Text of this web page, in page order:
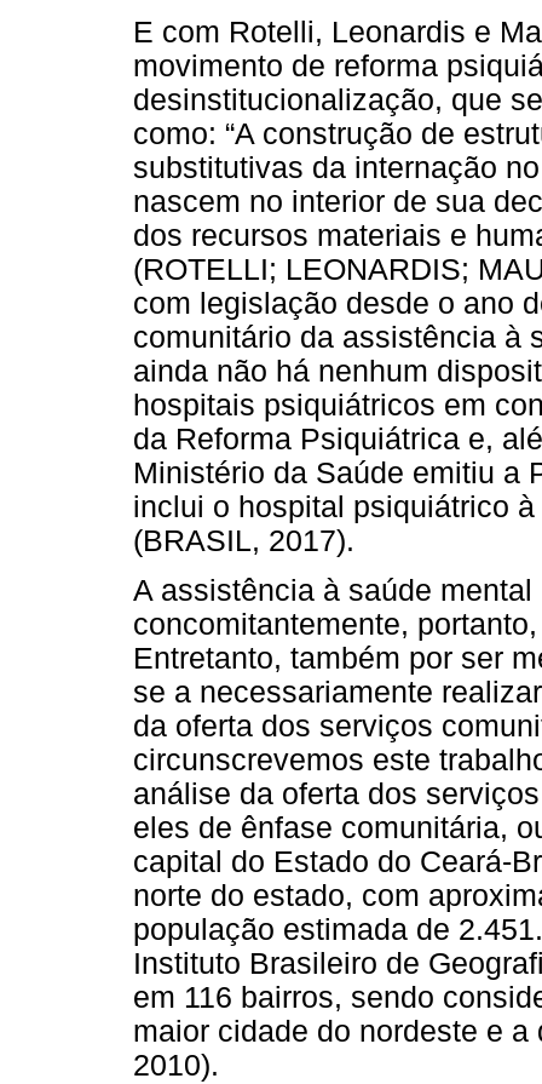
E com Rotelli, Leonardis e
movimento de reforma
desinstitucionalização, que
como: “A construção de
substitutivas da internação
nascem no interior de sua
dos recursos materiais e
(ROTELLI; LEONARDIS;
com legislação desde o ano
comunitário da assistência à
ainda não há nenhum
hospitais psiquiátricos em
da Reforma Psiquiátrica e,
Ministério da Saúde emitiu a
inclui o hospital psiquiátrico
(BRASIL, 2017).
A assistência à saúde
concomitantemente,
Entretanto, também por ser
se a necessariamente
da oferta dos serviços
circunscrevemos este
análise da oferta dos
eles de ênfase comunitária,
capital do Estado do Ceará-
norte do estado, com
população estimada de
Instituto Brasileiro de
em 116 bairros, sendo
maior cidade do nordeste e
2010).